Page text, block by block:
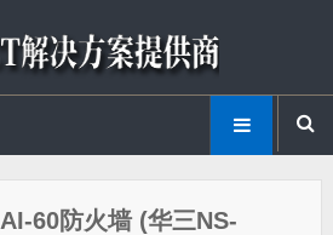
60防火墙 (华三NS-